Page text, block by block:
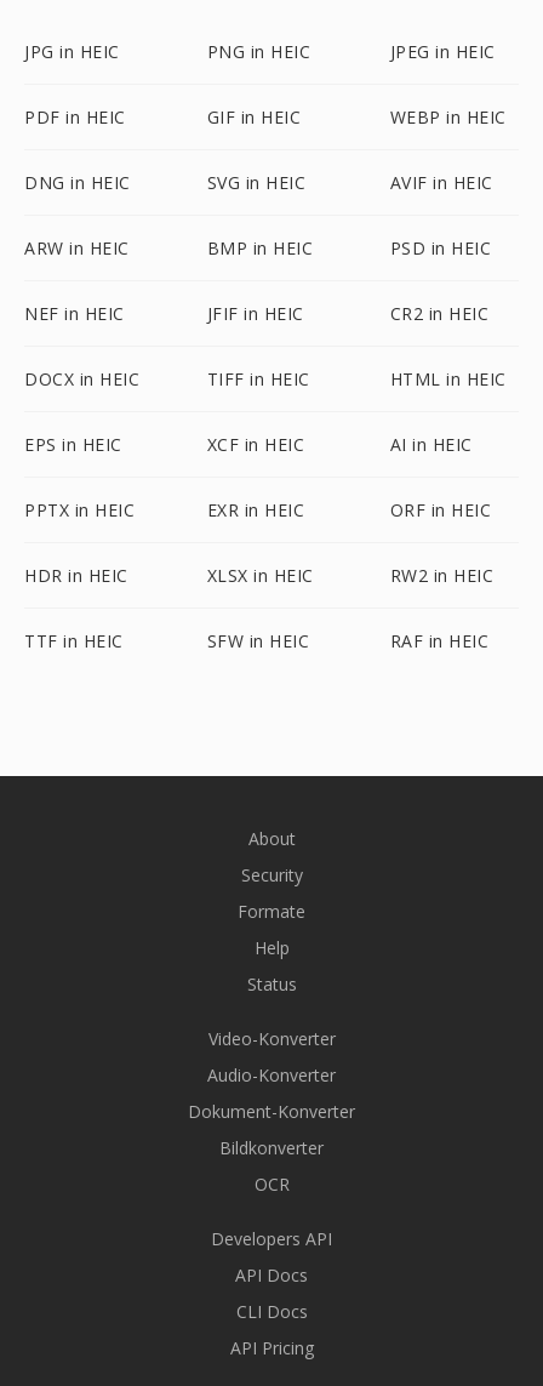
JPG in HEIC PNG in HEIC JPEG in HEIC
PDF in HEIC GIF in HEIC WEBP in HEIC
DNG in HEIC SVG in HEIC AVIF in HEIC
ARW in HEIC BMP in HEIC PSD in HEIC
NEF in HEIC JFIF in HEIC CR2 in HEIC
DOCX in HEIC TIFF in HEIC HTML in HEIC
EPS in HEIC XCF in HEIC AI in HEIC
PPTX in HEIC EXR in HEIC ORF in HEIC
HDR in HEIC XLSX in HEIC RW2 in HEIC
TTF in HEIC SFW in HEIC RAF in HEIC
About
Security
Formate
Help
Status
Video-Konverter
Audio-Konverter
Dokument-Konverter
Bildkonverter
OCR
Developers API
API Docs
CLI Docs
API Pricing